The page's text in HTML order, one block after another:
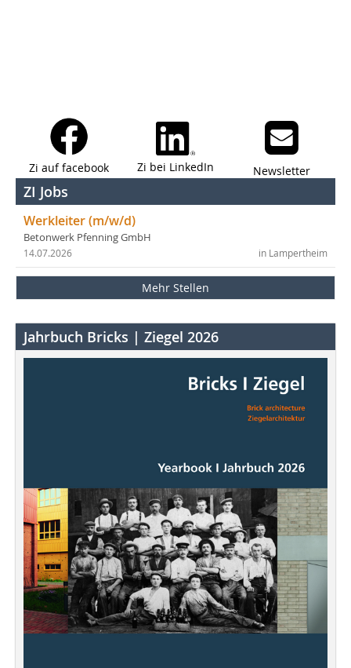
Zi auf facebook Zi bei LinkedIn Newsletter
ZI Jobs
Werkleiter (m/w/d)
Betonwerk Pfenning GmbH
in Lampertheim
14.07.2026
Mehr Stellen
Jahrbuch Bricks | Ziegel 2026